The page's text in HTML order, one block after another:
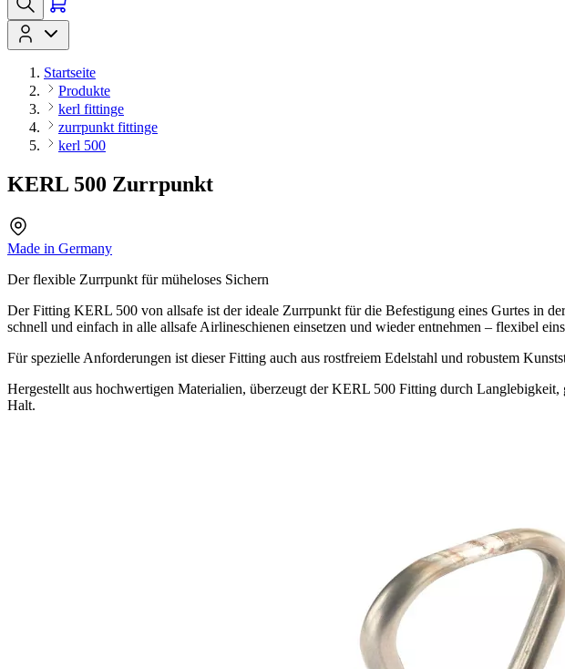
Startseite
Produkte
kerl fittinge
zurrpunkt fittinge
kerl 500
KERL 500 Zurrpunkt
Made in Germany
Der flexible Zurrpunkt für müheloses Sichern
Der Fitting KERL 500 von allsafe ist der ideale Zurrpunkt für die Befestigung eines Gurtes in
schnell und einfach in alle allsafe Airlineschienen einsetzen und wieder entnehmen – flexibel
Für spezielle Anforderungen ist dieser Fitting auch aus rostfreiem Edelstahl und robustem
Hergestellt aus hochwertigen Materialien, überzeugt der KERL 500 Fitting durch
Halt.